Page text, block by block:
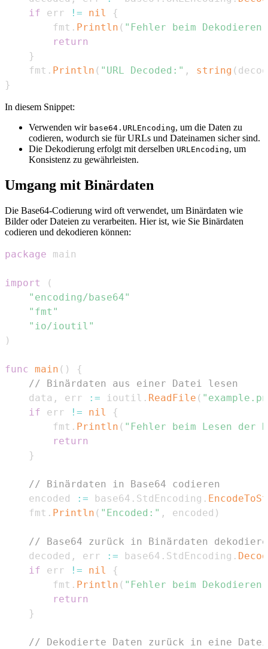
if err != nil
{
        fmt
. Println ( "Fehler beim
return
}
    fmt
. Println ( "URL Decoded:" , string (
}
In diesem Snippet:
Verwenden wir base64.URLEncoding, um die Daten zu
codieren, wodurch sie für URLs und Dateinamen sicher sind.
Die Dekodierung erfolgt mit derselben URLEncoding, um
Konsistenz zu gewährleisten.
Umgang mit Binärdaten
Die Base64-Codierung wird oft verwendet, um Binärdaten wie
Bilder oder Dateien zu verarbeiten. Hier ist, wie Sie Binärdaten
codieren und dekodieren können:
package
import
(
"encoding/base64"
"fmt"
"io/ioutil"
)
func main ( )
{
// Binärdaten aus einer Datei lesen
    data
, err := ioutil . ReadFile (
if err != nil
{
        fmt
. Println ( "Fehler beim Lesen der
return
}
// Binärdaten in Base64 codieren
    encoded
:= base64 . StdEncoding .
    fmt
. Println ( "Encoded:" , encoded )
// Base64 zurück in Binärdaten
    decoded
, err := base64 . StdEncoding .
if err != nil
{
        fmt
. Println ( "Fehler beim
return
}
// Dekodierte Daten zurück in eine